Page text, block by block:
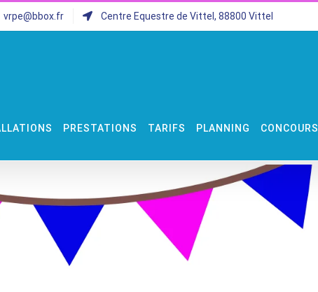
vrpe@bbox.fr Centre Equestre de Vittel, 88800 Vittel
PRESTATIONS TARIFS PLANNING CONCOURS